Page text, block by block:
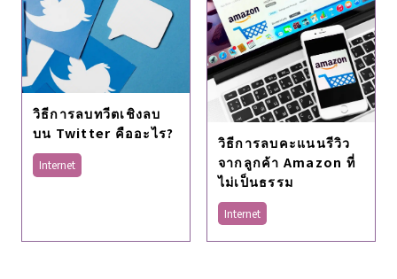
วิธีการลบทวีตเชิงลบ
บน Twitter คืออะไร?
Internet
วิธีการลบคะแนนรีวิว
จากลูกค้า Amazon ที่
ไม่เป็นธรรม
Internet